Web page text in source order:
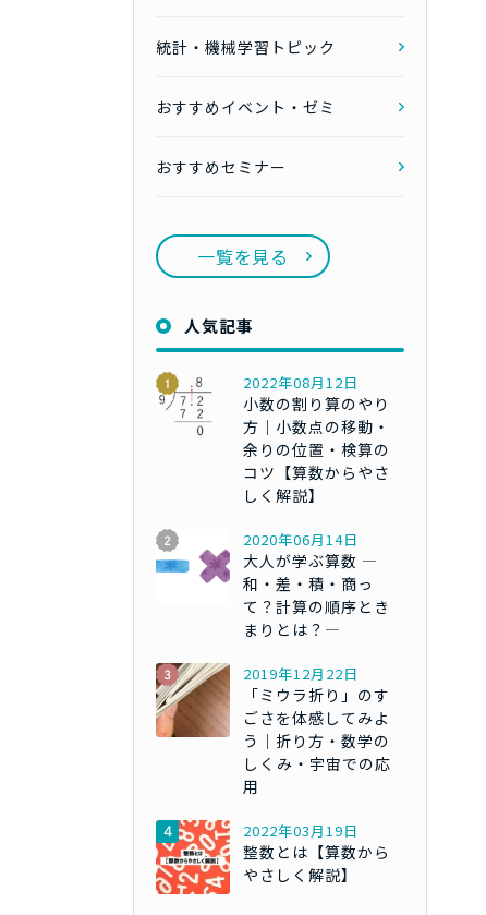
統計・機械学習トピック
おすすめイベント・ゼミ
おすすめセミナー
一覧を見る
人気記事
2022年08月12日
小数の割り算のやり
方｜小数点の移動・
余りの位置・検算の
コツ【算数からやさ
しく解説】
2020年06月14日
大人が学ぶ算数 ―
和・差・積・商っ
て？計算の順序とき
まりとは？―
2019年12月22日
「ミウラ折り」のす
ごさを体感してみよ
う｜折り方・数学の
しくみ・宇宙での応
用
2022年03月19日
整数とは【算数から
やさしく解説】